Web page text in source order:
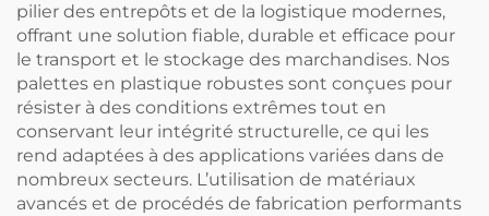
pilier des entrepôts et de la logistique modernes,
offrant une solution fiable, durable et efficace pour
le transport et le stockage des marchandises. Nos
palettes en plastique robustes sont conçues pour
résister à des conditions extrêmes tout en
conservant leur intégrité structurelle, ce qui les
rend adaptées à des applications variées dans de
nombreux secteurs. L’utilisation de matériaux
avancés et de procédés de fabrication performants